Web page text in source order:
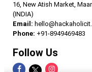
16, New Atish Market,
(INDIA)
Email:
Phone: +91-8949469483
Follow Us